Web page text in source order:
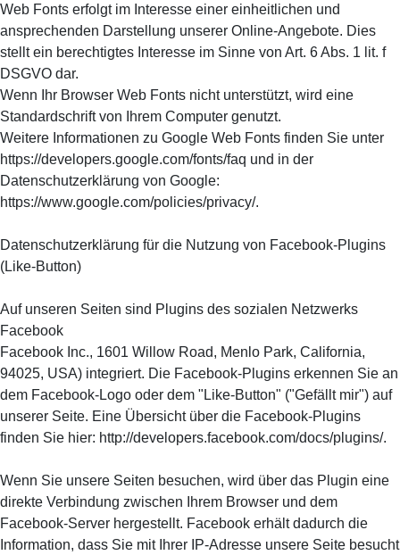
Web Fonts erfolgt im Interesse einer einheitlichen und
ansprechenden Darstellung unserer Online-Angebote. Dies
stellt ein berechtigtes Interesse im Sinne von Art. 6 Abs. 1 lit. f
DSGVO dar.
Wenn Ihr Browser Web Fonts nicht unterstützt, wird eine
Standardschrift von Ihrem Computer genutzt.
Weitere Informationen zu Google Web Fonts finden Sie unter
https://developers.google.com/fonts/faq und in der
Datenschutzerklärung von Google:
https://www.google.com/policies/privacy/.
Datenschutzerklärung für die Nutzung von Facebook-Plugins
(Like-Button)
Auf unseren Seiten sind Plugins des sozialen Netzwerks
Facebook
Facebook Inc., 1601 Willow Road, Menlo Park, California,
94025, USA) integriert. Die Facebook-Plugins erkennen Sie an
dem Facebook-Logo oder dem "Like-Button" ("Gefällt mir") auf
unserer Seite. Eine Übersicht über die Facebook-Plugins
finden Sie hier: http://developers.facebook.com/docs/plugins/.
Wenn Sie unsere Seiten besuchen, wird über das Plugin eine
direkte Verbindung zwischen Ihrem Browser und dem
Facebook-Server hergestellt. Facebook erhält dadurch die
Information, dass Sie mit Ihrer IP-Adresse unsere Seite besucht